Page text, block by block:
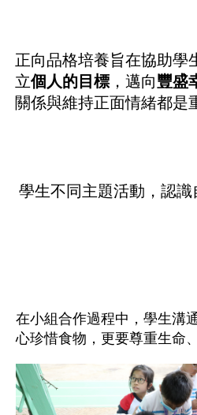
正向品格培養旨在協助學
立個人的目標 ，邁向豐盛
關係與維持正面情緒都是
學生不同主題活動，認
在小組合作過程中，學生溝
心珍惜食物，更要尊重生命